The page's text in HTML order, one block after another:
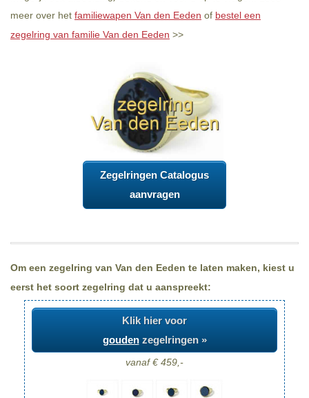
meer over het familiewapen Van den Eeden of bestel een
zegelring van familie Van den Eeden >>
Zegelringen Catalogus
aanvragen
Om een zegelring van Van den Eeden te laten maken, kiest u
eerst het soort zegelring dat u aanspreekt:
Klik hier voor
goudenzegelringen »
vanaf € 459,-